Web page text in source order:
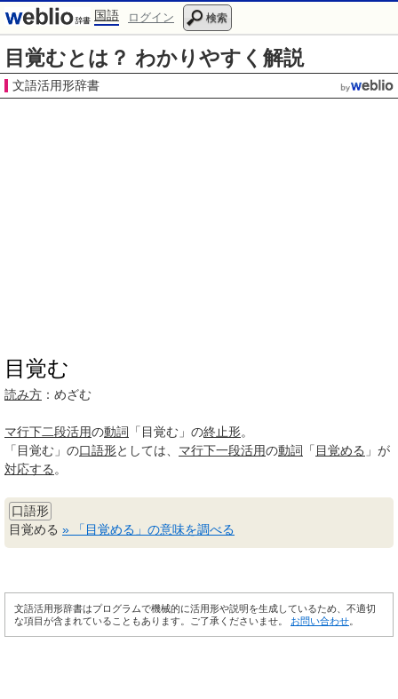
国語 ログイン 検索
目覚むとは？ わかりやすく解説
文語活用形辞書
目覚む
読み方 ：めざむ
マ行下二段活用の動詞 「目覚む」の終止形。
「目覚む」の口語形としては、 マ行下一段活用の動詞 「 目覚める 」が
対応する 。
口語形
目覚める » 「目覚める」の意味を調べる
文語活用形辞書はプログラムで機械的に活用形や説明を生成しているため、不適切
な項目が含まれていることもあります。ご了承くださいませ。 お問い合わせ